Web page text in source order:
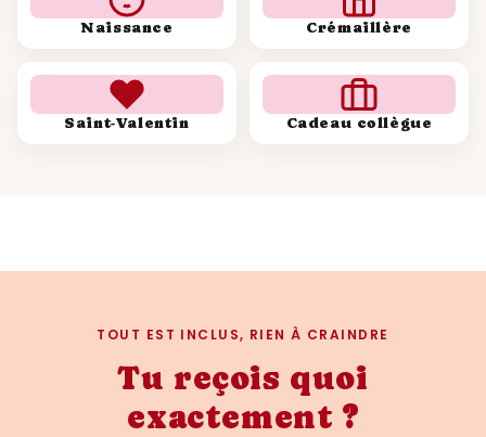
Naissance Crémaillère
Saint-Valentin Cadeau collègue
TOUT EST INCLUS, RIEN À CRAINDRE
Tu reçois quoi
exactement ?